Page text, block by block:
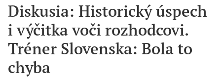
Diskusia: Historický úspech
i výčitka voči rozhodcovi.
Tréner Slovenska: Bola to
chyba